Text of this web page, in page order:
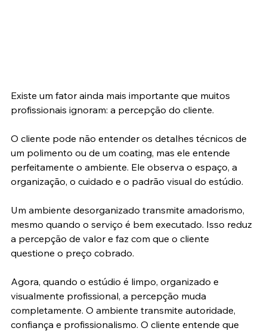
Existe um fator ainda mais importante que muitos
profissionais ignoram: a percepção do cliente.
O cliente pode não entender os detalhes técnicos de
um polimento ou de um coating, mas ele entende
perfeitamente o ambiente. Ele observa o espaço, a
organização, o cuidado e o padrão visual do estúdio.
Um ambiente desorganizado transmite amadorismo,
mesmo quando o serviço é bem executado. Isso reduz
a percepção de valor e faz com que o cliente
questione o preço cobrado.
Agora, quando o estúdio é limpo, organizado e
visualmente profissional, a percepção muda
completamente. O ambiente transmite autoridade,
confiança e profissionalismo. O cliente entende que